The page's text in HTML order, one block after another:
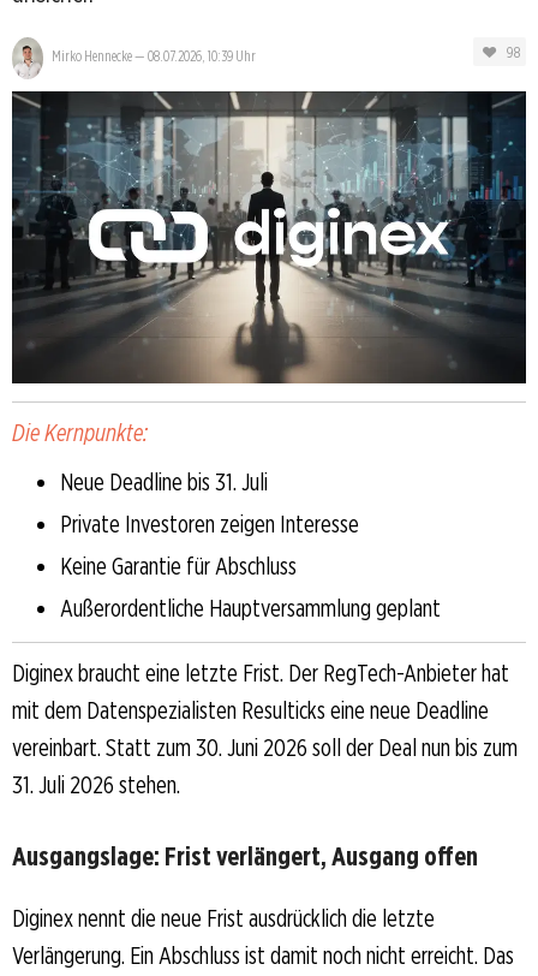
Mirko Hennecke— 08.07.2026, 10:39 Uhr 98
Die Kernpunkte:
Neue Deadline bis 31. Juli
Private Investoren zeigen Interesse
Keine Garantie für Abschluss
Außerordentliche Hauptversammlung geplant
Diginex braucht eine letzte Frist. Der RegTech-Anbieter hat
mit dem Datenspezialisten Resulticks eine neue Deadline
vereinbart. Statt zum 30. Juni 2026 soll der Deal nun bis zum
31. Juli 2026 stehen.
Ausgangslage: Frist verlängert, Ausgang offen
Diginex nennt die neue Frist ausdrücklich die letzte
Verlängerung. Ein Abschluss ist damit noch nicht erreicht. Das